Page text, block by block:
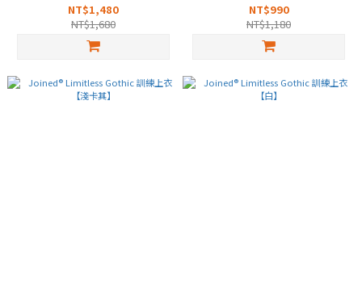
NT$1,480
NT$1,680
NT$990
NT$1,180